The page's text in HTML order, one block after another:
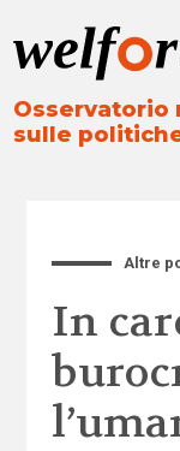
Osservatorio
sulle
Altre
In